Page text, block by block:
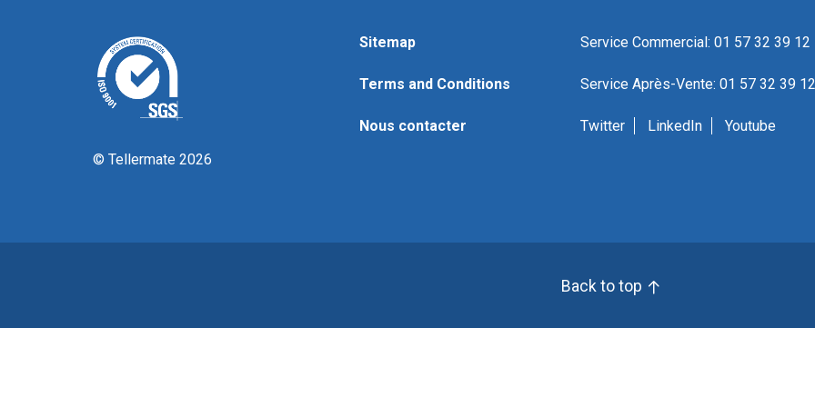
© Tellermate 2026
Sitemap
Terms and Conditions
Nous contacter
Service Commercial: 01 57 32 39 12
Service Après-Vente: 01 57 32 39
Twitter LinkedIn Youtube
Back to top